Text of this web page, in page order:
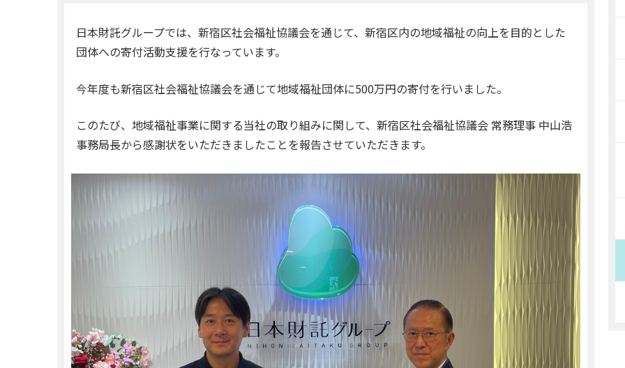
日本財託グループでは、新宿区社会福祉協議会を通じて、新宿区内の地域福祉の向上を目的とした
団体への寄付活動支援を行なっています。
今年度も新宿区社会福祉協議会を通じて地域福祉団体に500万円の寄付を行いました。
このたび、地域福祉事業に関する当社の取り組みに関して、新宿区社会福祉協議会 常務理事 中山浩
事務局長から感謝状をいただきましたことを報告させていただきます。